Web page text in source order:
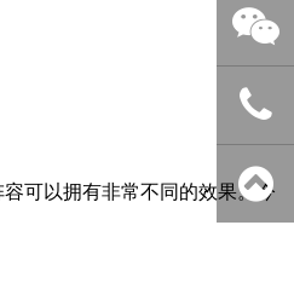
可以拥有非常不同的效果。今
QQ客服
微信客服
400-838-